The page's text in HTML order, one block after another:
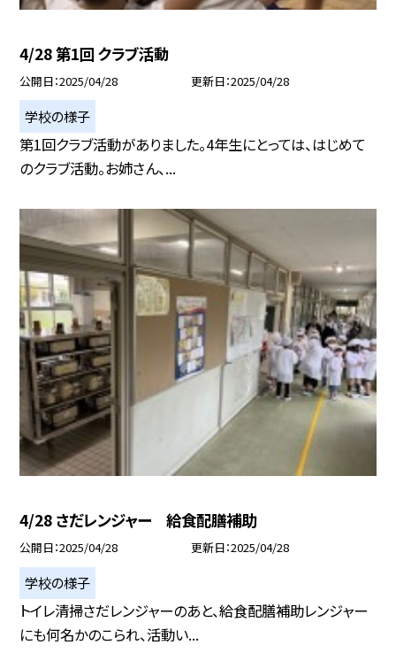
4/28 第1回 クラブ活動
公開日 2025/04/28 更新日 2025/04/28
学校の様子
第1回クラブ活動がありました。4年生にとっては、はじめて
のクラブ活動。お姉さん、...
4/28 さだレンジャー 給食配膳補助
公開日 2025/04/28 更新日 2025/04/28
学校の様子
トイレ清掃さだレンジャーのあと、給食配膳補助レンジャー
にも何名かのこられ、活動い...